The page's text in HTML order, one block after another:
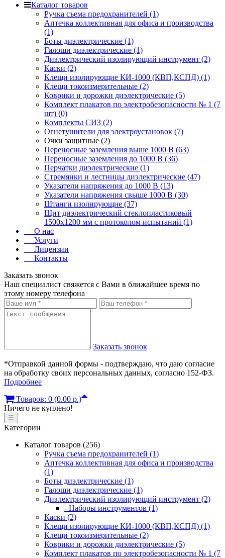
Каталог товаров
Ручка съема предохранителей (1)
Аптечка коллективная для офиса и производства
(1)
Боты диэлектрические (1)
Галоши диэлектрические (1)
Диэлектрический изолирующий инструмент (2)
Каски (2)
Клещи изолирующие КИ-1000 (КВП,КСПД) (1)
Клещи токоизмерительные (2)
Коврики и дорожки диэлектрические (5)
Комплект плакатов по электробезопасности № 1 (7
шт) (0)
Комплекты СИЗ (2)
Огнетушители для электроустановок (7)
Очки защитные (2)
Переносные заземления выше 1000 В (63)
Переносные заземления до 1000 В (36)
Перчатки диэлектрические (1)
Стремянки и лестницы диэлектрические (47)
Указатели напряжения до 1000 В (13)
Указатели напряжения свыше 1000 В (30)
Штанги изолирующие (37)
Щит диэлектрический стеклопластиковый
1500х1200 мм с протоколом испытаний (1)
О нас
Услуги
Лицензии
Контакты
Заказать звонок
Наш специалист свяжется с Вами в ближайшее время по
этому номеру телефона
Заказать звонок
*Отправкой данной формы - подтверждаю, что даю согласие
на обработку своих персональных данных, согласно 152-ФЗ.
Подробнее
Товаров: 0 (0.00 р.)
Ничего не куплено!
☰
Категории
Каталог товаров (256)
Ручка съема предохранителей (1)
Аптечка коллективная для офиса и производства
(1)
Боты диэлектрические (1)
Галоши диэлектрические (1)
Диэлектрический изолирующий инструмент (2)
- Наборы инструментов (1)
Каски (2)
Клещи изолирующие КИ-1000 (КВП,КСПД) (1)
Клещи токоизмерительные (2)
Коврики и дорожки диэлектрические (5)
Комплект плакатов по электробезопасности № 1 (7